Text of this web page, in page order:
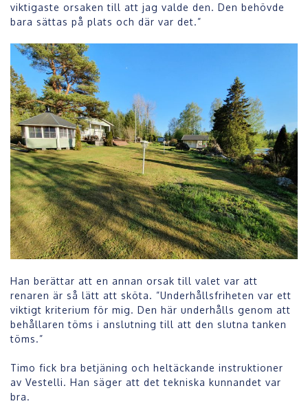
viktigaste orsaken till att jag valde den. Den behövde
bara sättas på plats och där var det.”
Han berättar att en annan orsak till valet var att
renaren är så lätt att sköta. ”Underhållsfriheten var ett
viktigt kriterium för mig. Den här underhålls genom att
behållaren töms i anslutning till att den slutna tanken
töms.”
Timo fick bra betjäning och heltäckande instruktioner
av Vestelli. Han säger att det tekniska kunnandet var
bra.